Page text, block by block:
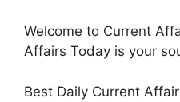
Welcome to Current
Affairs Today is your
Best Daily Current